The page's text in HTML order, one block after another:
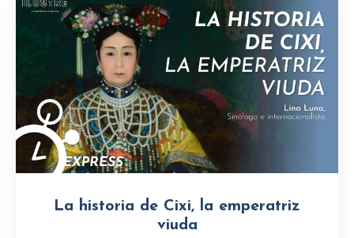
La historia de Cixi, la emperatriz
viuda